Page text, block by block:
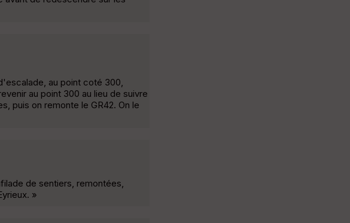
au point coté 300,
au point 300 au lieu de suivre
puis on remonte le GR42. On le
de sentiers, remontées,
»